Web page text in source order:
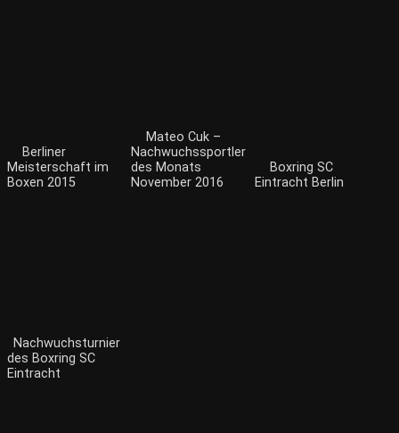
Berliner
Meisterschaft im
Boxen 2015
Mateo Cuk –
Nachwuchssportler
des Monats
November 2016
Boxring SC
Eintracht Berlin
Nachwuchsturnier
des Boxring SC
Eintracht